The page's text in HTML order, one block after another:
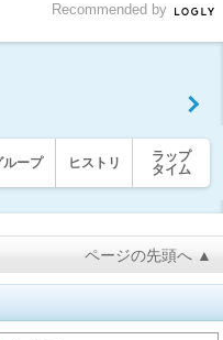
Recommended by
ループ ヒストリ
ラップ
タイム
ページの先頭へ ▲